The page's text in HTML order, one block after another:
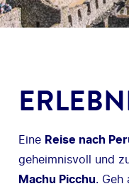
Eine Reise nach
geheimnisvoll und
Machu Picchu. Geh